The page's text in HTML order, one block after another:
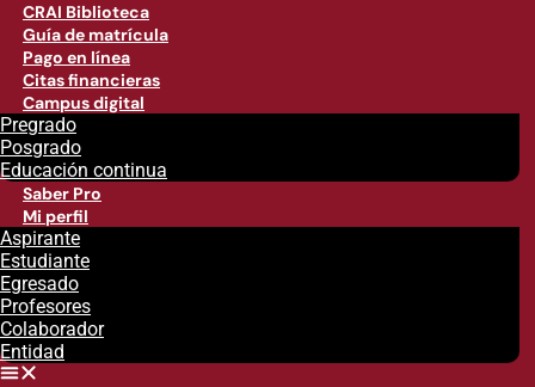
CRAI Biblioteca
Guía de matrícula
Pago en línea
Citas financieras
Campus digital
Pregrado
Posgrado
Educación continua
Saber Pro
Mi perfil
Aspirante
Estudiante
Egresado
Profesores
Colaborador
Entidad